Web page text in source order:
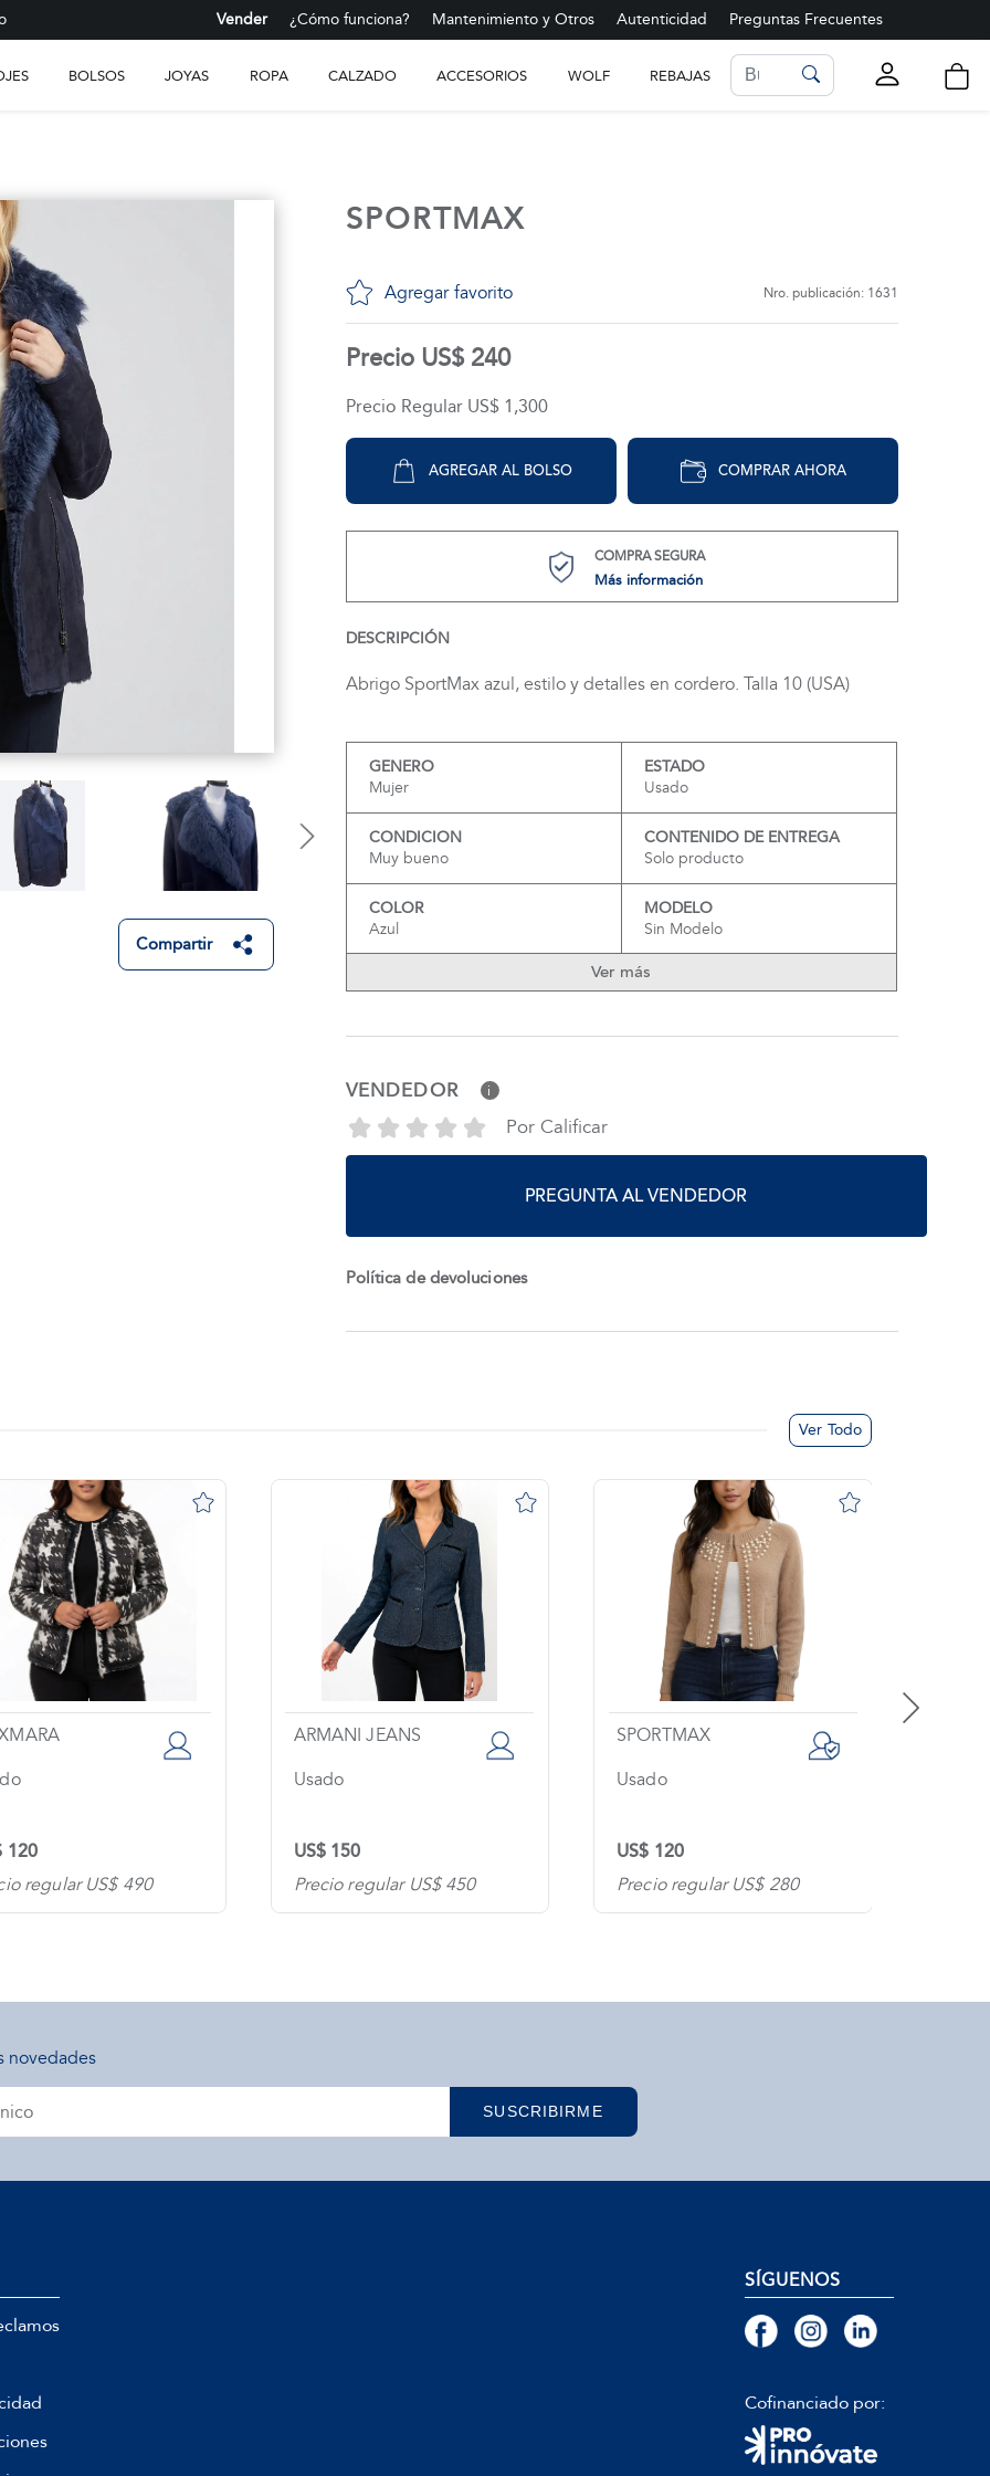
Vender ¿Cómo funciona? Mantenimiento y Otros Autenticidad Preguntas Frecuentes
BOLSOS JOYAS ROPA CALZADO ACCESORIOS WOLF REBAJAS
Compartir
SPORTMAX
Agregar favorito Nro. publicación: 1631
Precio US$ 240
Precio Regular US$ 1,300
AGREGAR AL BOLSO COMPRAR AHORA
COMPRA SEGURA
Más información
DESCRIPCIÓN
Abrigo SportMax azul, estilo y detalles en cordero. Talla 10 (USA)
GENERO
Mujer
ESTADO
Usado
CONDICION
Muy bueno
CONTENIDO DE ENTREGA
Solo producto
COLOR
Azul
MODELO
Sin Modelo
Ver más
VENDEDOR i
Por Calificar
PREGUNTA AL VENDEDOR
Política de devoluciones
Ver Todo
120
regular US$ 490
ARMANI JEANS
Usado
US$ 150
Precio regular US$ 450
SPORTMAX
Usado
US$ 120
Precio regular US$ 280
novedades
SUSCRIBIRME
LISTA DE FAVORITOS
SÍGUENOS
Cofinanciado por: